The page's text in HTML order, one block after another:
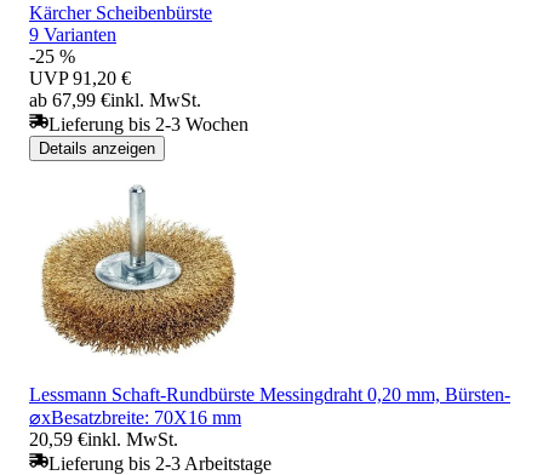
Kärcher Scheibenbürste
9 Varianten
-25 %
UVP 91,20 €
ab 67,99 €inkl. MwSt.
Lieferung bis 2-3 Wochen
Details anzeigen
Lessmann Schaft-Rundbürste Messingdraht 0,20 mm, Bürsten-
⌀xBesatzbreite: 70X16 mm
20,59 €inkl. MwSt.
Lieferung bis 2-3 Arbeitstage